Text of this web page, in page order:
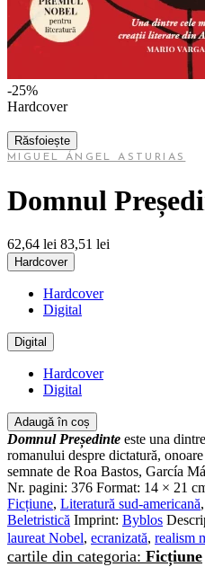
-25%
Hardcover
Răsfoiește
MIGUEL ÁNGEL ASTURIAS
Domnul
62,64 lei 83,51 lei
Hardcover
Hardcover
Digital
Digital
Hardcover
Digital
Adaugă în coș
Domnul Președinte este una
romanului despre dictatură,
semnate de Roa Bastos, García
Nr. pagini: 376 Format: 14 × 21
Ficțiune, Literatură sud-americană,
Beletristică Imprint: Byblos
laureat Nobel, ecranizată, realism
cartile din categoria: Ficțiune